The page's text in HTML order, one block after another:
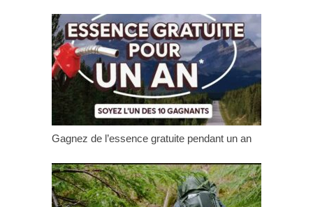
Gagnez de l’essence gratuite pendant un an